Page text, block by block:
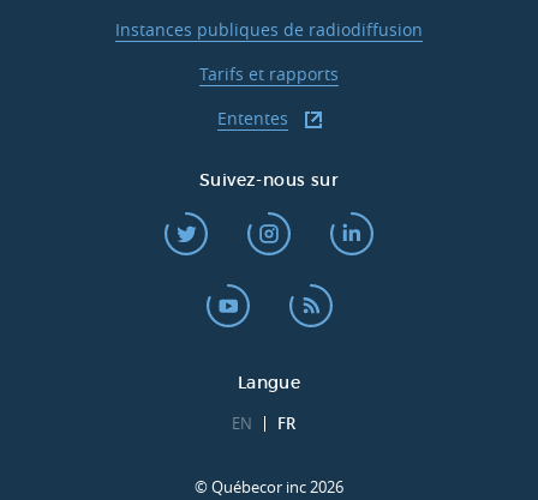
Instances publiques de radiodiffusion
Tarifs et rapports
Ententes
Suivez-nous sur
Langue
EN FR
© Québecor inc 2026